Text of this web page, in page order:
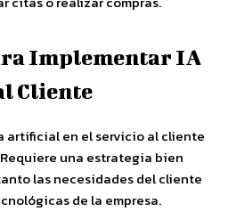
Implementar IA
Cliente
en el servicio al cliente
una estrategia bien
las necesidades del cliente
de la empresa.